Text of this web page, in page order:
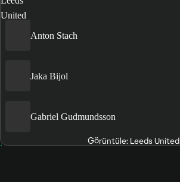
Anton Stach
Jaka Bijol
Gabriel Gudmundsson
Görüntüle: Leeds United